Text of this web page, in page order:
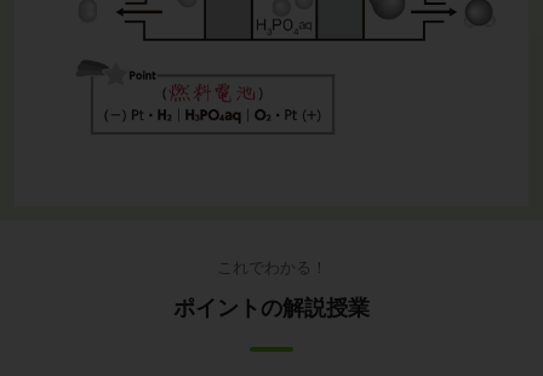
これでわかる！
ポイントの解説授業